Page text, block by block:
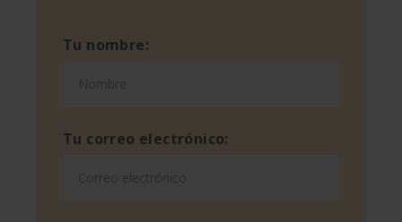
Tu nombre:
Tu correo electrónico: